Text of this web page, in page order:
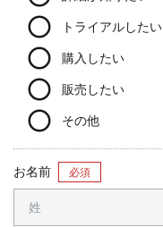
トライアルしたい
購入したい
販売したい
その他
お名前 必須